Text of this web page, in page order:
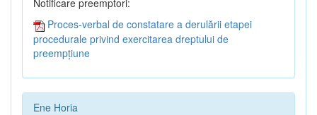
Notificare preemptori:
Proces-verbal de constatare a derulării etapei
procedurale privind exercitarea dreptului de
preempțiune
Ene Horia